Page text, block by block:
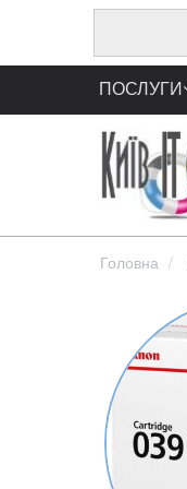
ПОСЛУГИ
Головна